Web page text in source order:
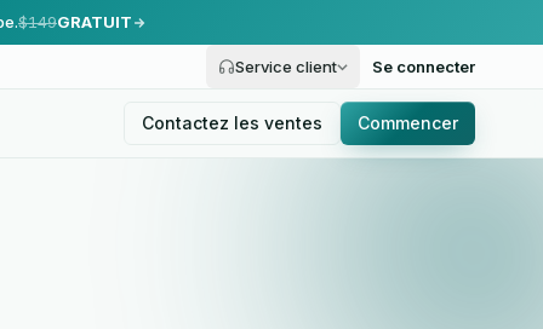
$149GRATUIT
Service client Se connecter
Contactez les ventes Commencer